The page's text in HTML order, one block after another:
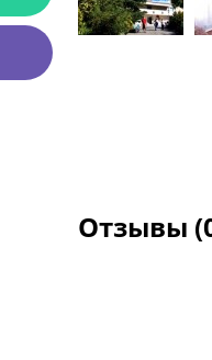
Отзывы